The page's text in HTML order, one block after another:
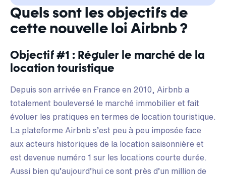
Quels sont les objectifs de
cette nouvelle loi Airbnb ?
Objectif #1 : Réguler le marché de la
location touristique
Depuis son arrivée en France en 2010, Airbnb a
totalement bouleversé le marché immobilier et fait
évoluer les pratiques en termes de location touristique.
La plateforme Airbnb s’est peu à peu imposée face
aux acteurs historiques de la location saisonnière et
est devenue numéro 1 sur les locations courte durée.
Aussi bien qu’aujourd’hui ce sont près d’un million de